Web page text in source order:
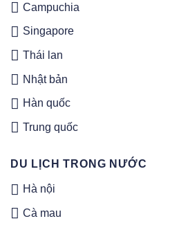
Campuchia
Singapore
Thái lan
Nhật bản
Hàn quốc
Trung quốc
DU LỊCH TRONG NƯỚC
Hà nội
Cà mau